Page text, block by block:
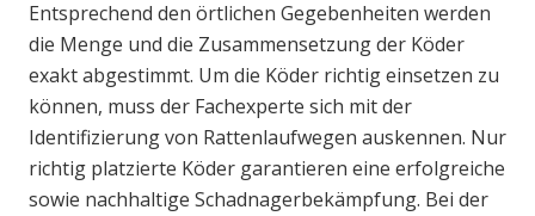
Entsprechend den örtlichen Gegebenheiten werden
die Menge und die Zusammensetzung der Köder
exakt abgestimmt. Um die Köder richtig einsetzen zu
können, muss der Fachexperte sich mit der
Identifizierung von Rattenlaufwegen auskennen. Nur
richtig platzierte Köder garantieren eine erfolgreiche
sowie nachhaltige Schadnagerbekämpfung. Bei der